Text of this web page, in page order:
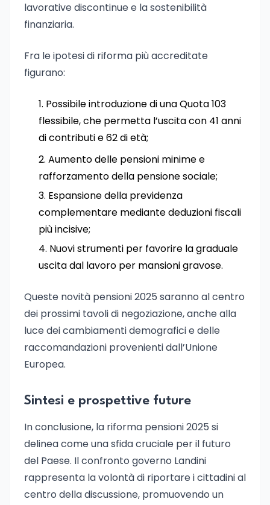
lavorative discontinue e la sostenibilità
finanziaria.
Fra le ipotesi di riforma più accreditate
figurano:
Possibile introduzione di una Quota 103
flessibile, che permetta l’uscita con 41 anni
di contributi e 62 di età;
Aumento delle pensioni minime e
rafforzamento della pensione sociale;
Espansione della previdenza
complementare mediante deduzioni fiscali
più incisive;
Nuovi strumenti per favorire la graduale
uscita dal lavoro per mansioni gravose.
Queste novità pensioni 2025 saranno al centro
dei prossimi tavoli di negoziazione, anche alla
luce dei cambiamenti demografici e delle
raccomandazioni provenienti dall’Unione
Europea.
Sintesi e prospettive future
In conclusione, la riforma pensioni 2025 si
delinea come una sfida cruciale per il futuro
del Paese. Il confronto governo Landini
rappresenta la volontà di riportare i cittadini al
centro della discussione, promuovendo un